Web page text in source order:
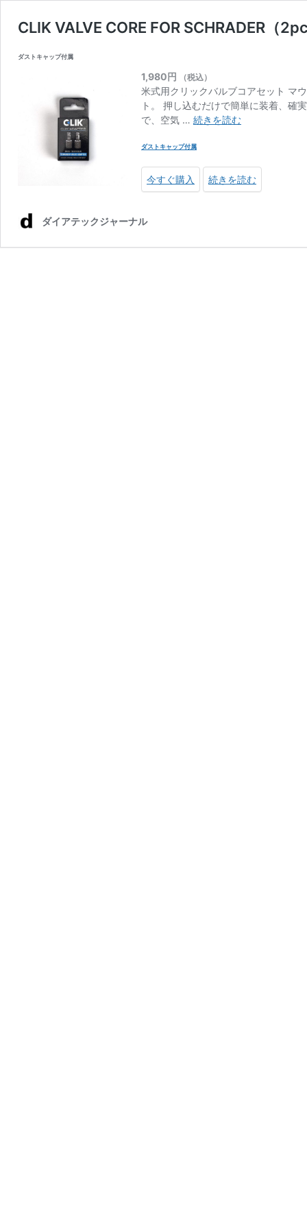
CLIK VALVE CORE FOR SCHRADER（
ダストキャップ付属
1,980円 （税込）
米式用クリックバルブコアセット マ
ト。 押し込むだけで簡単に装着、確
で、空気 … 続きを読むCLIK
SCHRADER（
ダストキャップ付属
今すぐ購入 続きを読む
ダイアテックジャーナル